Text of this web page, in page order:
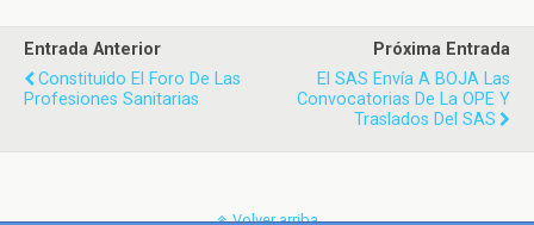
Entrada Anterior
Constituido El Foro De Las
Profesiones Sanitarias
Próxima Entrada
El SAS Envía A BOJA Las
Convocatorias De La OPE Y
Traslados Del SAS
Volver arriba